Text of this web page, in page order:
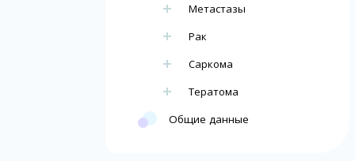
Метастазы
Рак
Саркома
Тератома
Общие данные